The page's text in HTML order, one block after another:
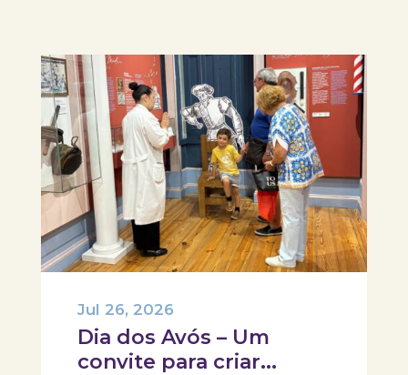
Dia dos Avós – Um
convite para criar
Jul 26, 2026